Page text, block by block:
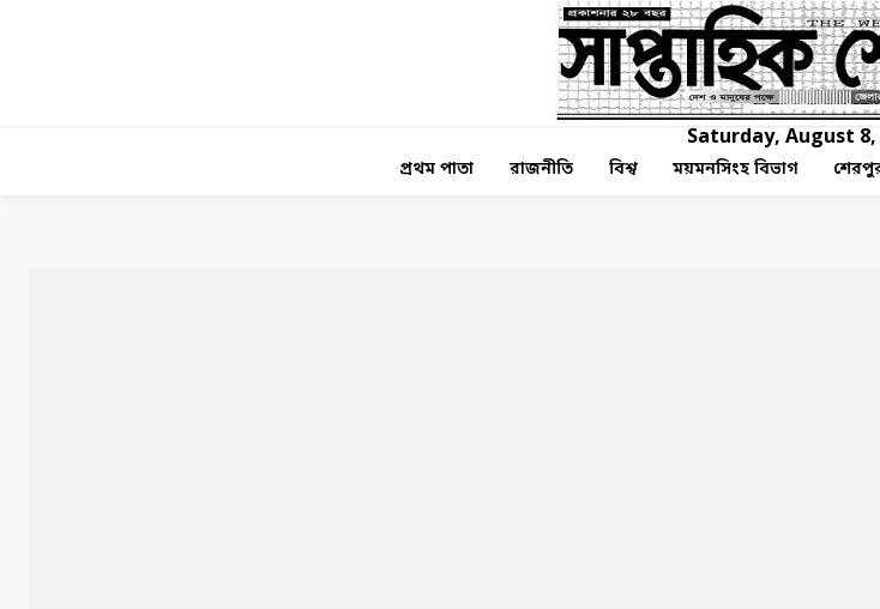
Saturday, August 8,
প্রথম পাতা রাজনীতি বিশ্ব ময়মনসিংহ বিভাগ